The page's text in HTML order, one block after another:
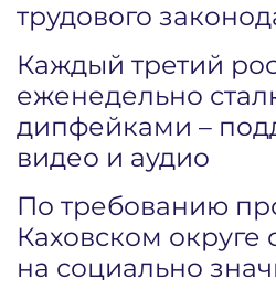
трудового
Каждый третий
еженедельно
дипфейками –
видео и аудио
По требованию
Каховском
на социально